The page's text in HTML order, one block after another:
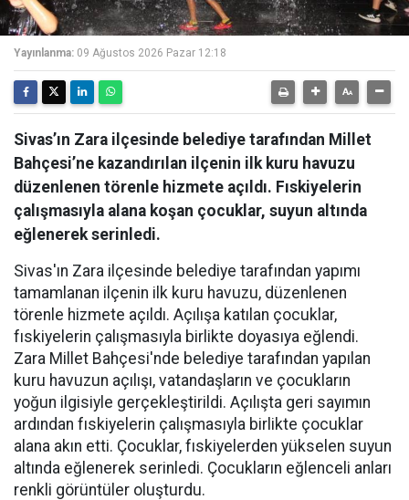
Yayınlanma: 09 Ağustos 2026 Pazar 12:18
Sivas’ın Zara ilçesinde belediye tarafından Millet
Bahçesi’ne kazandırılan ilçenin ilk kuru havuzu
düzenlenen törenle hizmete açıldı. Fıskiyelerin
çalışmasıyla alana koşan çocuklar, suyun altında
eğlenerek serinledi.
Sivas'ın Zara ilçesinde belediye tarafından yapımı
tamamlanan ilçenin ilk kuru havuzu, düzenlenen
törenle hizmete açıldı. Açılışa katılan çocuklar,
fıskiyelerin çalışmasıyla birlikte doyasıya eğlendi.
Zara Millet Bahçesi'nde belediye tarafından yapılan
kuru havuzun açılışı, vatandaşların ve çocukların
yoğun ilgisiyle gerçekleştirildi. Açılışta geri sayımın
ardından fıskiyelerin çalışmasıyla birlikte çocuklar
alana akın etti. Çocuklar, fıskiyelerden yükselen suyun
altında eğlenerek serinledi. Çocukların eğlenceli anları
renkli görüntüler oluşturdu.